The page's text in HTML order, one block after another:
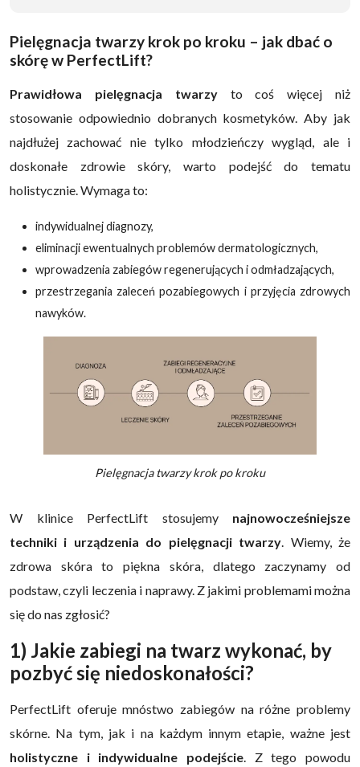
Pielęgnacja twarzy krok po kroku – jak dbać o
skórę w PerfectLift?
Prawidłowa pielęgnacja twarzyto coś więcej niż
stosowanie odpowiednio dobranych kosmetyków. Aby jak
najdłużej zachować nie tylko młodzieńczy wygląd, ale i
doskonałe zdrowie skóry, warto podejść do tematu
holistycznie. Wymaga to:
indywidualnej diagnozy,
eliminacji ewentualnych problemów dermatologicznych,
wprowadzenia zabiegów regenerujących i odmładzających,
przestrzegania zaleceń pozabiegowych i przyjęcia zdrowych
nawyków.
Pielęgnacja twarzy krok po kroku
W klinice PerfectLift stosujemy najnowocześniejsze
techniki i urządzenia do pielęgnacji twarzy. Wiemy, że
zdrowa skóra to piękna skóra, dlatego zaczynamy od
podstaw, czyli leczenia i naprawy. Z jakimi problemami można
się do nas zgłosić?
1) Jakie zabiegi na twarz wykonać, by
pozbyć się niedoskonałości?
PerfectLift oferuje mnóstwo zabiegów na różne problemy
skórne. Na tym, jak i na każdym innym etapie, ważne jest
holistyczne i indywidualne podejście. Z tego powodu